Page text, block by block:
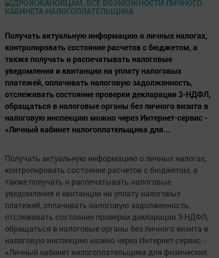
Получать актуальную информацию о личных налогах,
контролировать состояние расчетов с бюджетом, а
также получать и распечатывать налоговые
уведомления и квитанции на уплату налоговых
платежей, оплачивать налоговую задолженность,
отслеживать состояние проверки декларации 3-НДФЛ,
обращаться в налоговые органы без личного визита в
налоговую инспекцию можно через Интернет-сервис -
«Личный кабинет налогоплательщика для...
Получать актуальную информацию о личных налогах,
контролировать состояние расчетов с бюджетом, а
также получать и распечатывать налоговые
уведомления и квитанции на уплату налоговых
платежей, оплачивать налоговую задолженность,
отслеживать состояние проверки декларации 3-НДФЛ,
обращаться в налоговые органы без личного визита в
налоговую инспекцию можно через Интернет-сервис -
«Личный кабинет налогоплательщика для физических